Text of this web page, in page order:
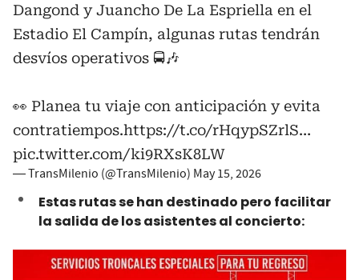
Dangond y Juancho De La Espriella en el
Estadio El Campín, algunas rutas tendrán
desvíos operativos 🚍🎶
👀 Planea tu viaje con anticipación y evita
contratiempos.https://t.co/rHqypSZrlS…
pic.twitter.com/ki9RXsK8LW
— TransMilenio (@TransMilenio) May 15, 2026
Estas rutas se han destinado pero facilitar
la salida de los asistentes al concierto: